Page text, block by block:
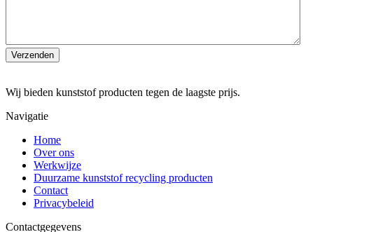
Wij bieden kunststof producten tegen de laagste prijs.
Navigatie
Home
Over ons
Werkwijze
Duurzame kunststof recycling producten
Contact
Privacybeleid
Contactgegevens